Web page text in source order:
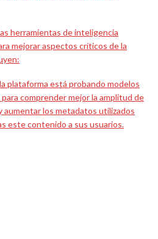
herramientas de inteligencia
mejorar aspectos críticos de la
plataforma está probando modelos
comprender mejor la amplitud de
aumentar los metadatos utilizados
este contenido a sus usuarios.